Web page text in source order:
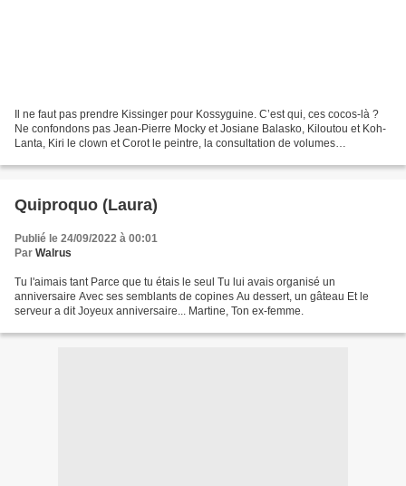
Il ne faut pas prendre Kissinger pour Kossyguine. C’est qui, ces cocos-là ?
Ne confondons pas Jean-Pierre Mocky et Josiane Balasko, Kiloutou et Koh-
Lanta, Kiri le clown et Corot le peintre, la consultation de volumes
Quiproquo (Laura)
Publié le 24/09/2022 à 00:01
Par Walrus
Tu l'aimais tant Parce que tu étais le seul Tu lui avais organisé un
anniversaire Avec ses semblants de copines Au dessert, un gâteau Et le
serveur a dit Joyeux anniversaire... Martine, Ton ex-femme.